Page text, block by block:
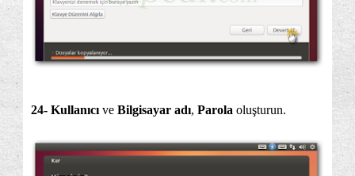
24- Kullanıcı ve Bilgisayar adı, Parola oluşturun.